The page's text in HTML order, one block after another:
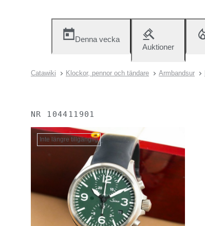
Denna vecka
Auktioner
Catawiki Klockor, pennor och tändare Armbandsur
NR 104411901
Inte längre tillgänglig